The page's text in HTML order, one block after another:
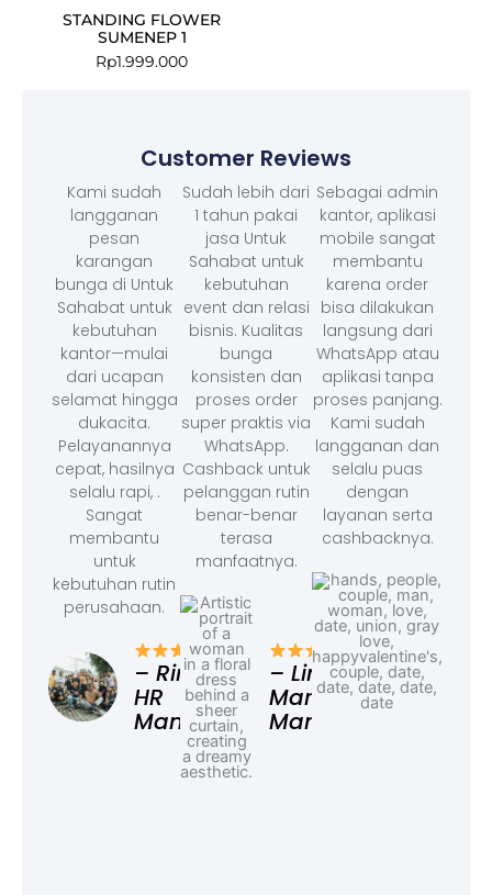
STANDING FLOWER
SUMENEP 1
Rp1.999.000
Customer Reviews
Kami sudah
langganan
pesan
karangan
bunga di Untuk
Sahabat untuk
kebutuhan
kantor—mulai
dari ucapan
selamat hingga
dukacita.
Pelayanannya
cepat, hasilnya
selalu rapi, .
Sangat
membantu
untuk
kebutuhan rutin
perusahaan.
– Rina,
HR
Manager
Sudah lebih dari
1 tahun pakai
jasa Untuk
Sahabat untuk
kebutuhan
event dan relasi
bisnis. Kualitas
bunga
konsisten dan
proses order
super praktis via
WhatsApp.
Cashback untuk
pelanggan rutin
benar-benar
terasa
manfaatnya.
– Linda,
Marketing
Manager
Sebagai admin
kantor, aplikasi
mobile sangat
membantu
karena order
bisa dilakukan
langsung dari
WhatsApp atau
aplikasi tanpa
proses panjang.
Kami sudah
langganan dan
selalu puas
dengan
layanan serta
cashbacknya.